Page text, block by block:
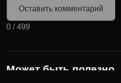
Оставить комментарий
0 /499
Может быть полезно